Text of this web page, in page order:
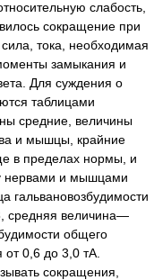
слабость,
сокращение при
тока, необходимая
замыкания и
Для суждения о
таблицами
средние, величины
и мышцы, крайние
в пределах нормы, и
нервами и мышцами
гальвановозбудимости
средняя величина—
общего
от 0,6 до 3,0 тА.
сокращения,